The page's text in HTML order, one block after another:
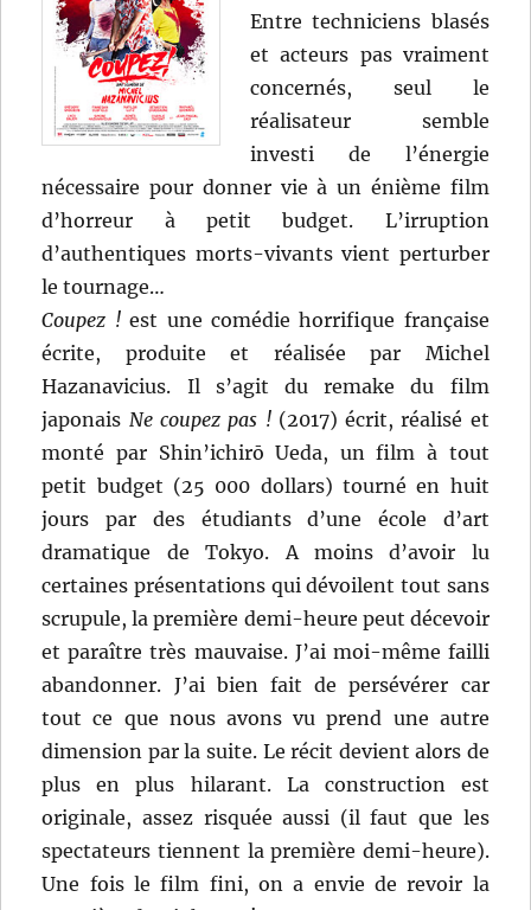
Entre techniciens blasés
et acteurs pas vraiment
concernés, seul le
réalisateur semble
investi de l’énergie
nécessaire pour donner vie à un énième film
d’horreur à petit budget. L’irruption
d’authentiques morts-vivants vient perturber
le tournage…
Coupez !est une comédie horrifique française
écrite, produite et réalisée par Michel
Hazanavicius. Il s’agit du remake du film
japonais Ne coupez pas !(2017) écrit, réalisé et
monté par Shin’ichirō Ueda, un film à tout
petit budget (25 000 dollars) tourné en huit
jours par des étudiants d’une école d’art
dramatique de Tokyo. A moins d’avoir lu
certaines présentations qui dévoilent tout sans
scrupule, la première demi-heure peut décevoir
et paraître très mauvaise. J’ai moi-même failli
abandonner. J’ai bien fait de persévérer car
tout ce que nous avons vu prend une autre
dimension par la suite. Le récit devient alors de
plus en plus hilarant. La construction est
originale, assez risquée aussi (il faut que les
spectateurs tiennent la première demi-heure).
Une fois le film fini, on a envie de revoir la